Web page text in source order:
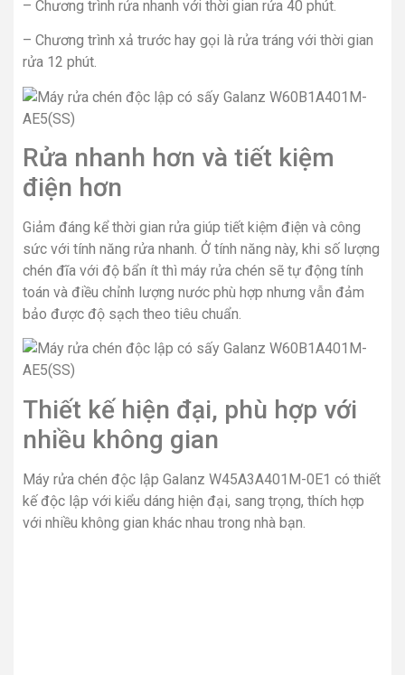
– Chương trình rửa nhanh với thời gian rửa 40 phút.
– Chương trình xả trước hay gọi là rửa tráng với thời gian
rửa 12 phút.
Rửa nhanh hơn và tiết kiệm
điện hơn
Giảm đáng kể thời gian rửa giúp tiết kiệm điện và công
sức với tính năng rửa nhanh. Ở tính năng này, khi số lượng
chén đĩa với độ bẩn ít thì máy rửa chén sẽ tự động tính
toán và điều chỉnh lượng nước phù hợp nhưng vẫn đảm
bảo được độ sạch theo tiêu chuẩn.
Thiết kế hiện đại, phù hợp với
nhiều không gian
Máy rửa chén độc lập Galanz W45A3A401M-0E1 có thiết
kế độc lập với kiểu dáng hiện đại, sang trọng, thích hợp
với nhiều không gian khác nhau trong nhà bạn.